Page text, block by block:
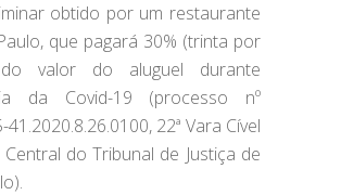
obtido por um restaurante
que pagará 30% (trinta por
valor do aluguel durante
da Covid-19 (processo nº
22ª Vara Cível
do Tribunal de Justiça de